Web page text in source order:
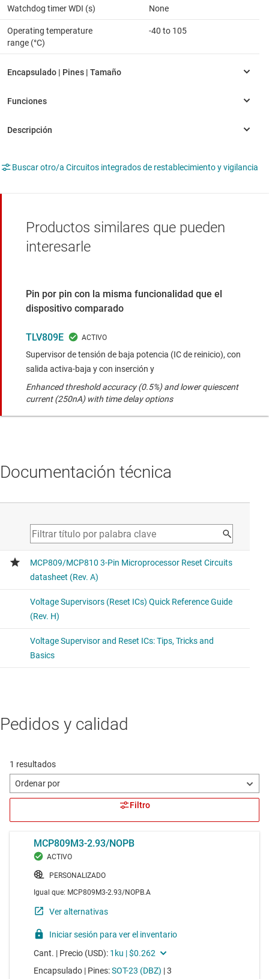
Watchdog timer WDI (s) None
Operating temperature
range (°C)
-40 to 105
Buscar otro/a Circuitos integrados de restablecimiento y vigilancia
Productos similares que pueden
interesarle
Pin por pin con la misma funcionalidad que el
dispositivo comparado
TLV809E
Supervisor de tensión de baja potencia (IC de reinicio), con
salida activa-baja y con inserción y
Enhanced threshold accuracy (0.5%) and lower quiescent
current (250nA) with time delay options
Documentación técnica
Pedidos y calidad